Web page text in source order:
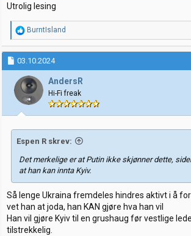
Utrolig lesing
R
e
a
k
s
j
o
n
e
r
BurntIsland
03.10.2024
AndersR
Hi-Fi freak
Espen R skrev:
Det merkelige er at Putin ikke skjønner dette,
at han kan innta Kyiv.
Så lenge Ukraina fremdeles hindres aktivt i å
vet han at joda, han KAN gjøre hva han vil
Han vil gjøre Kyiv til en grushaug før vestlige
tilstrekkelig.